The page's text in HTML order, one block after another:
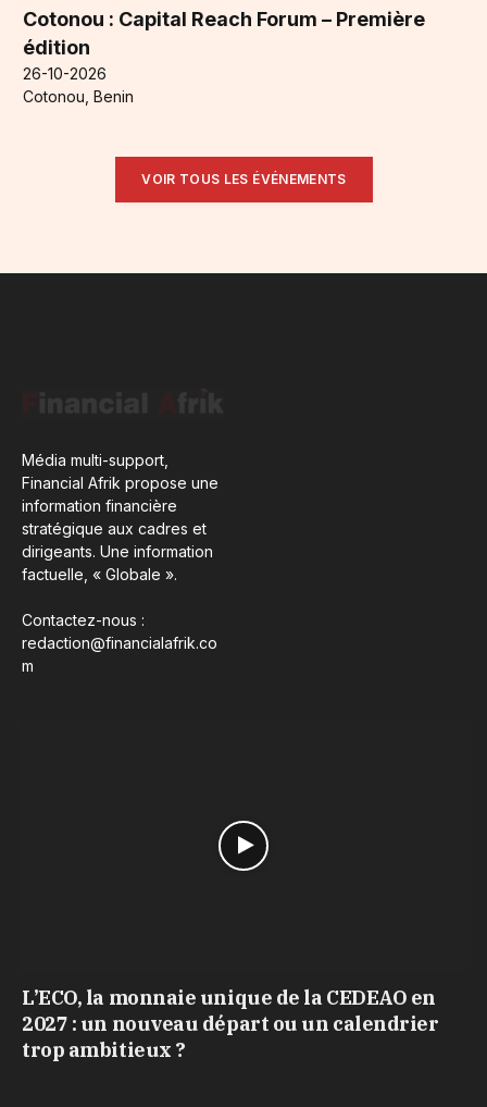
Cotonou : Capital Reach Forum – Première
édition
26-10-2026
Cotonou, Benin
VOIR TOUS LES ÉVÉNEMENTS
Média multi-support,
Financial Afrik propose une
information financière
stratégique aux cadres et
dirigeants. Une information
factuelle, « Globale ».
Contactez-nous :
redaction@financialafrik.co
m
L’ECO, la monnaie unique de la CEDEAO en
2027 : un nouveau départ ou un calendrier
trop ambitieux ?